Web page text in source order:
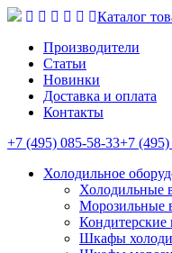
Каталог
Производители
Статьи
Новинки
Доставка и оплата
Контакты
+7 (495) 085-58-33+7
Холодильное
Холодильные
Морозильные
Шкафы